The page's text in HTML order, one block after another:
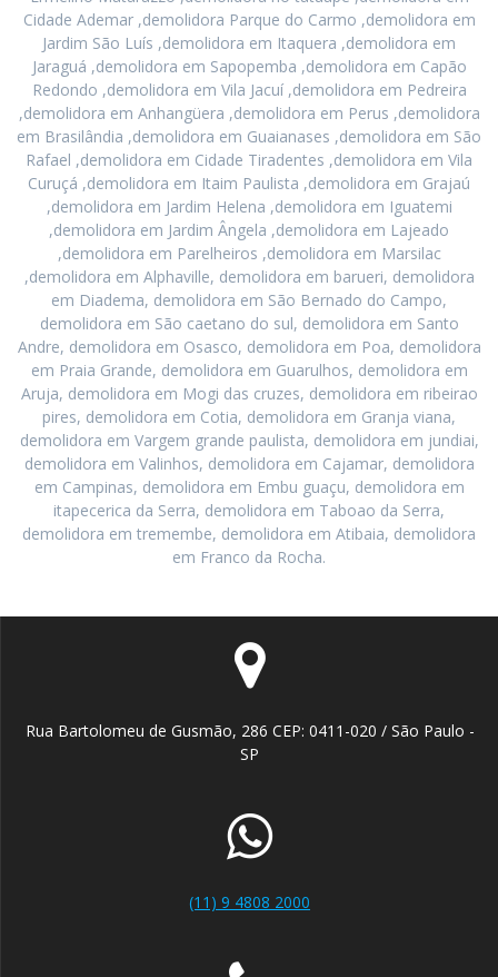
Cidade Ademar ,demolidora Parque do Carmo ,demolidora em
Jardim São Luís ,demolidora em Itaquera ,demolidora em
Jaraguá ,demolidora em Sapopemba ,demolidora em Capão
Redondo ,demolidora em Vila Jacuí ,demolidora em Pedreira
,demolidora em Anhangüera ,demolidora em Perus ,demolidora
em Brasilândia ,demolidora em Guaianases ,demolidora em São
Rafael ,demolidora em Cidade Tiradentes ,demolidora em Vila
Curuçá ,demolidora em Itaim Paulista ,demolidora em Grajaú
,demolidora em Jardim Helena ,demolidora em Iguatemi
,demolidora em Jardim Ângela ,demolidora em Lajeado
,demolidora em Parelheiros ,demolidora em Marsilac
,demolidora em Alphaville, demolidora em barueri, demolidora
em Diadema, demolidora em São Bernado do Campo,
demolidora em São caetano do sul, demolidora em Santo
Andre, demolidora em Osasco, demolidora em Poa, demolidora
em Praia Grande, demolidora em Guarulhos, demolidora em
Aruja, demolidora em Mogi das cruzes, demolidora em ribeirao
pires, demolidora em Cotia, demolidora em Granja viana,
demolidora em Vargem grande paulista, demolidora em jundiai,
demolidora em Valinhos, demolidora em Cajamar, demolidora
em Campinas, demolidora em Embu guaçu, demolidora em
itapecerica da Serra, demolidora em Taboao da Serra,
demolidora em tremembe, demolidora em Atibaia, demolidora
em Franco da Rocha.
Rua Bartolomeu de Gusmão, 286 CEP: 0411-020 / São Paulo -
SP
(11) 9 4808 2000